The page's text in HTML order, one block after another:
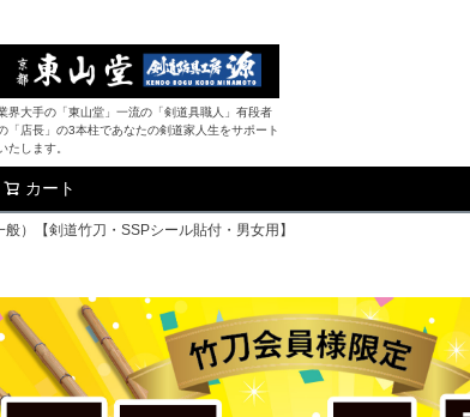
界大手の「東山堂」一流の「剣道具職人」有段者
「店長」の3本柱であなたの剣道家人生をサポート
たします。
カート
）【剣道竹刀・SSPシール貼付・男女用】